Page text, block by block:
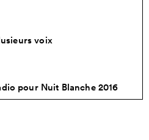
voix
pour Nuit Blanche 2016